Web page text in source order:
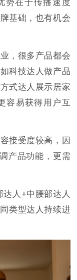
势在于传播速度
基础，也有机会
，很多产品都会
科技达人做产品
式达人展示居家
容易获得用户互
接受度较高，因
产品功能，更需
达人+中腰部达人
类型达人持续进